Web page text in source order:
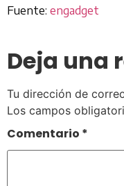
Fuente: engadget
Deja una
Tu dirección de
Los campos
Comentario *